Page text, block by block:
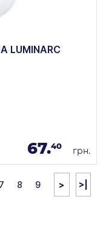
LUMINARC
67.40 грн.
7 8 9 > >|